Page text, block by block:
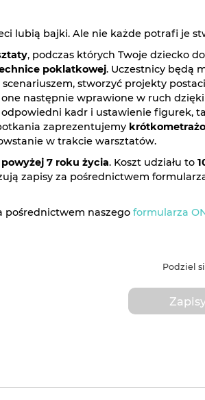
lubią bajki. Ale nie każde potrafi je
, podczas których Twoje dziecko
poklatkowej. Uczestnicy będą
scenariuszem, stworzyć projekty
następnie wprawione w ruch
kadr i ustawienie figurek,
zaprezentujemy
w trakcie warsztatów.
7 roku życia. Koszt udziału to
zapisy za pośrednictwem
pośrednictwem naszego formularza
Podziel